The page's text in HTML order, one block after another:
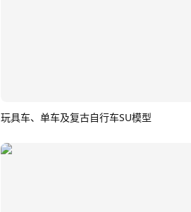
玩具车、单车及复古自行车SU模型